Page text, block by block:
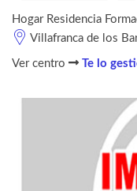
Hogar Residencia
Villafranca de los
Ver centro Te lo